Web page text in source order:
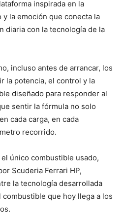
inspirada en la
la emoción que conecta la
diaria con la tecnología de la
incluso antes de arrancar, los
la potencia, el control y la
diseñado para responder al
sentir la fórmula no solo
cada carga, en cada
recorrido.
único combustible usado,
Scuderia Ferrari HP,
la tecnología desarrollada
que hoy llega a los